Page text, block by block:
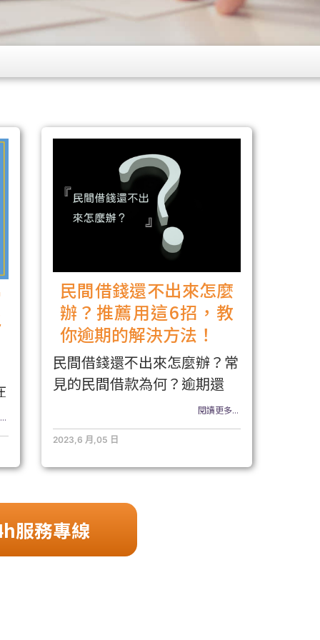
民間借錢還不出來怎麼
辦？推薦用這6招，教
你逾期的解決方法！
民間借錢還不出來怎麼辦？常
見的民間借款為何？逾期還
閱讀更多...
2023,6 月,05 日
服務專線